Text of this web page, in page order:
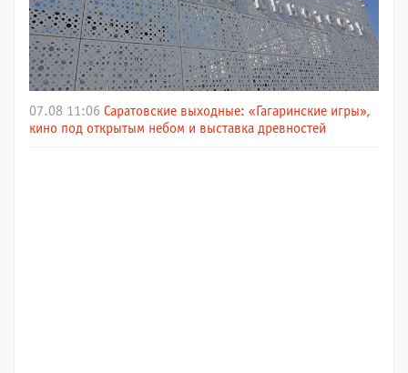
07.08 11:06 Саратовские выходные: «Гагаринские игры»,
кино под открытым небом и выставка древностей